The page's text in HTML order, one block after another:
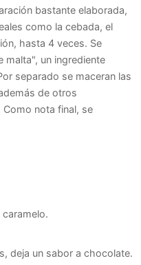
bastante elaborada,
como la cebada, el
hasta 4 veces. Se
malta", un ingrediente
separado se maceran las
de otros
nota final, se
deja un sabor a chocolate.